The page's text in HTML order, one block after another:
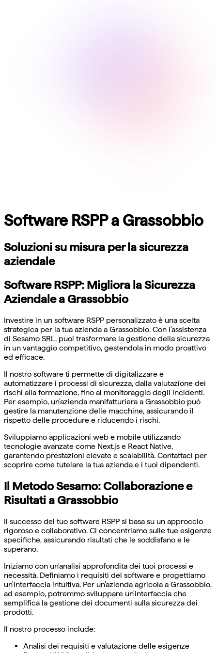
Software RSPP a Grassobbio
Soluzioni su misura per la sicurezza
aziendale
Software RSPP: Migliora la Sicurezza
Aziendale a Grassobbio
Investire in un software RSPP personalizzato è una scelta
strategica per la tua azienda a Grassobbio. Con l'assistenza
di Sesamo SRL, puoi trasformare la gestione della sicurezza
in un vantaggio competitivo, gestendola in modo proattivo
ed efficace.
Il nostro software ti permette di digitalizzare e
automatizzare i processi di sicurezza, dalla valutazione dei
rischi alla formazione, fino al monitoraggio degli incidenti.
Per esempio, un'azienda manifatturiera a Grassobbio può
gestire la manutenzione delle macchine, assicurando il
rispetto delle procedure e riducendo i rischi.
Sviluppiamo applicazioni web e mobile utilizzando
tecnologie avanzate come Next.js e React Native,
garantendo prestazioni elevate e scalabilità. Contattaci per
scoprire come tutelare la tua azienda e i tuoi dipendenti.
Il Metodo Sesamo: Collaborazione e
Risultati a Grassobbio
Il successo del tuo software RSPP si basa su un approccio
rigoroso e collaborativo. Ci concentriamo sulle tue esigenze
specifiche, assicurando risultati che le soddisfano e le
superano.
Iniziamo con un'analisi approfondita dei tuoi processi e
necessità. Definiamo i requisiti del software e progettiamo
un'interfaccia intuitiva. Per un'azienda agricola a Grassobbio,
ad esempio, potremmo sviluppare un'interfaccia che
semplifica la gestione dei documenti sulla sicurezza dei
prodotti.
Il nostro processo include:
Analisi dei requisiti e valutazione delle esigenze